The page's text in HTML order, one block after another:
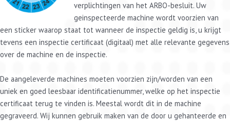
verplichtingen van het ARBO-besluit. Uw
geinspecteerde machine wordt voorzien van
een sticker waarop staat tot wanneer de inspectie geldig is, u krijgt
tevens een inspectie certificaat (digitaal) met alle relevante gegevens
over de machine en de inspectie.
De aangeleverde machines moeten voorzien zijn/worden van een
uniek en goed leesbaar identificatienummer, welke op het inspectie
certificaat terug te vinden is. Meestal wordt dit in de machine
gegraveerd. Wij kunnen gebruik maken van de door u gehanteerde en